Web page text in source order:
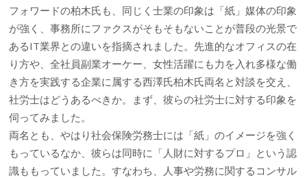
フォワードの柏木氏も、同じく士業の印象は「紙」媒体の印象
が強く、事務所にファクスがそもそもないことが普段の光景で
あるIT業界との違いを指摘されました。先進的なオフィスの在
り方や、全社員副業オーケー、女性活躍にも力を入れ多様な働
き方を実践する企業に属する西澤氏柏木氏両名と対談を交え、
社労士はどうあるべきか。まず、彼らの社労士に対する印象を
伺ってみました。
両名とも、やはり社会保険労務士には「紙」のイメージを強く
もっているなか、彼らは同時に「人財に対するプロ」という認
識ももっていました。すなわち、人事や労務に関するコンサル